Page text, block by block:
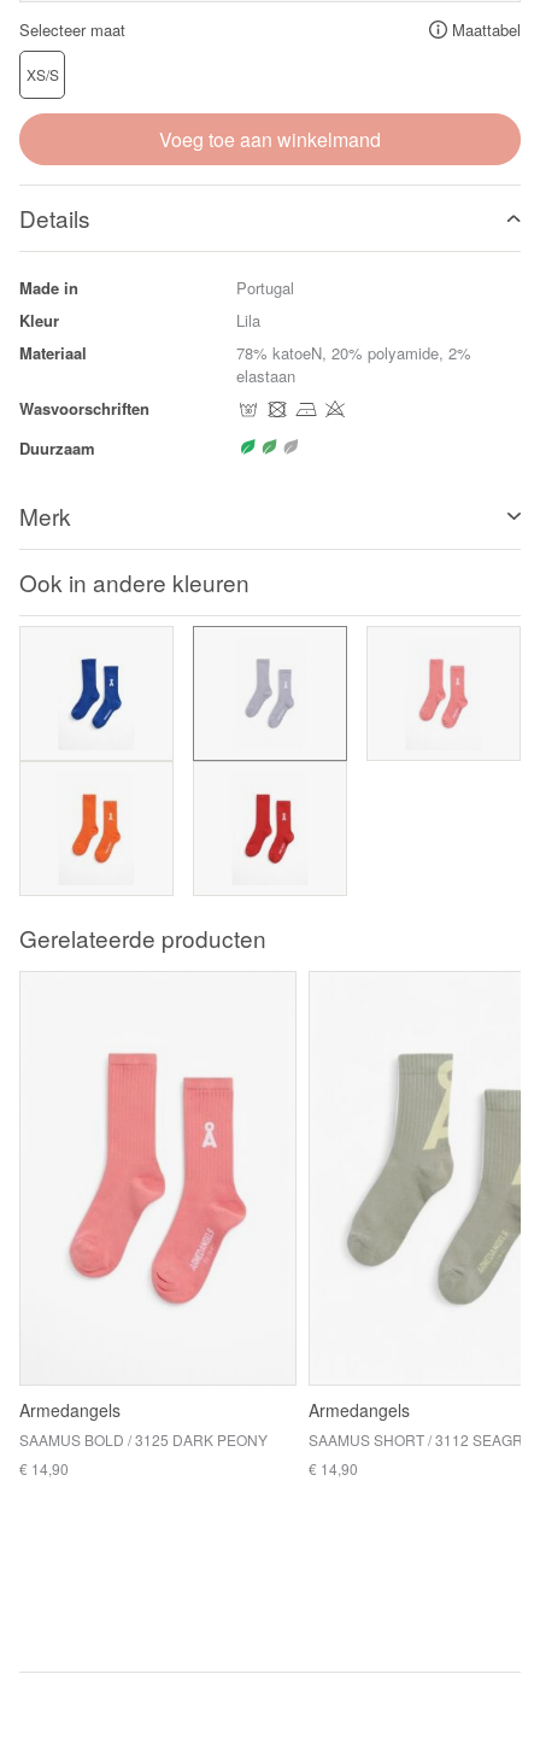
Selecteer maat Maattabel
XS/S
Voeg toe aan winkelmand
Details
Made in
Portugal
Kleur
Lila
Materiaal
78% katoeN, 20% polyamide, 2%
elastaan
Wasvoorschriften
Duurzaam
Merk
Ook in andere kleuren
Gerelateerde producten
Armedangels
SAAMUS BOLD / 3125 DARK PEONY
€ 14,90
Armedangels
€ 14,90